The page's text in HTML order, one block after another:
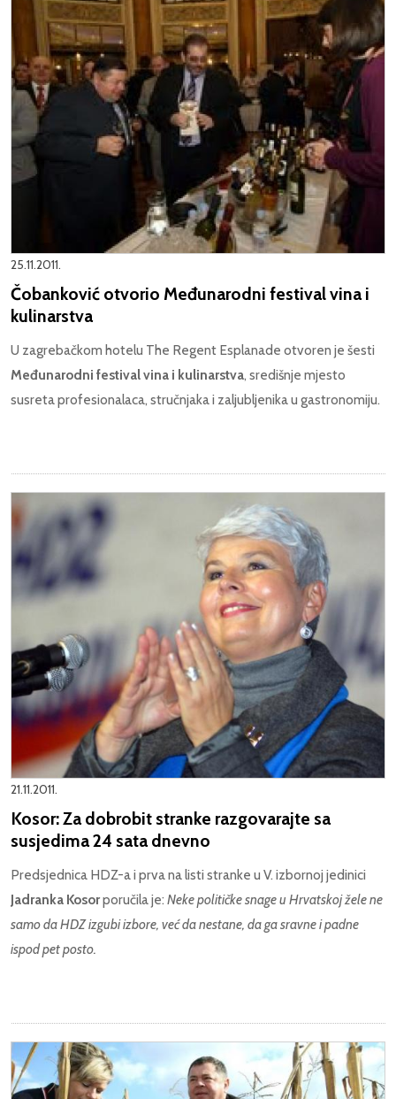
25.11.2011.
Čobanković otvorio Međunarodni festival vina i
kulinarstva
U zagrebačkom hotelu The Regent Esplanade otvoren je šesti
Međunarodni festival vina i kulinarstva, središnje mjesto
susreta profesionalaca, stručnjaka i zaljubljenika u gastronomiju.
21.11.2011.
Kosor: Za dobrobit stranke razgovarajte sa
susjedima 24 sata dnevno
Predsjednica HDZ-a i prva na listi stranke u V. izbornoj jedinici
Jadranka Kosorporučila je: Neke političke snage u Hrvatskoj žele ne
samo da HDZ izgubi izbore, već da nestane, da ga sravne i padne
ispod pet posto.